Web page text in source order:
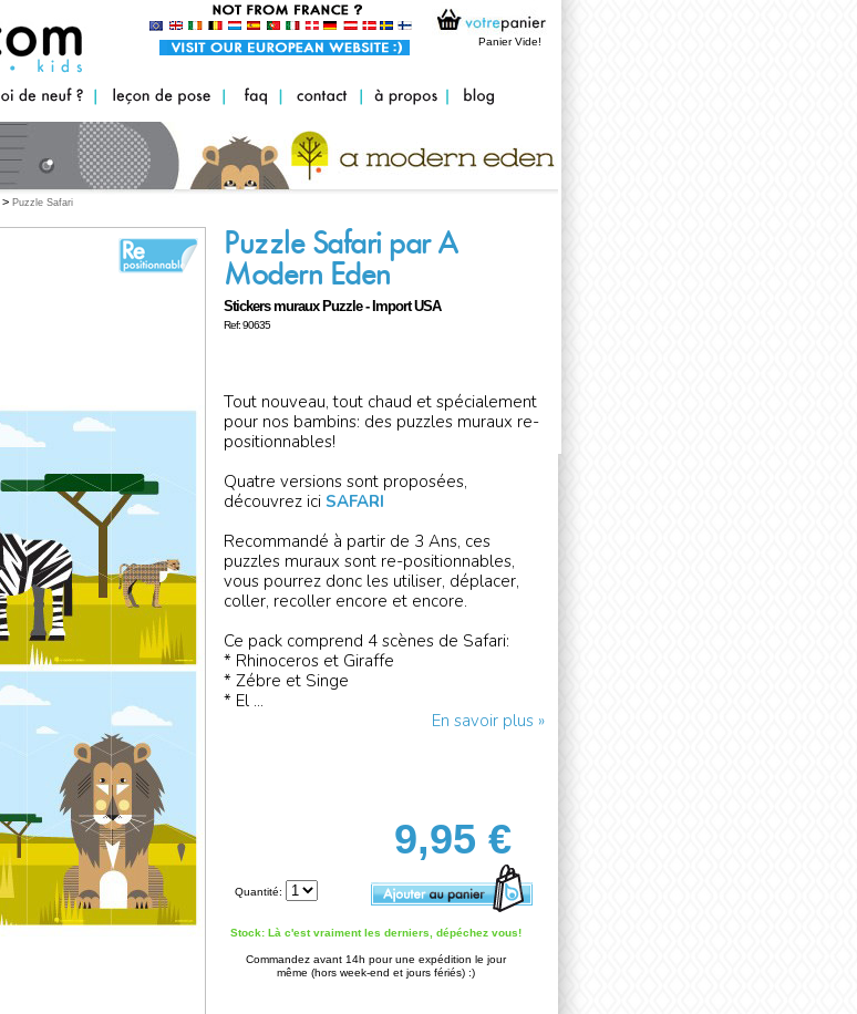
Panier Vide!
> Puzzle Safari
Puzzle Safari par A
Modern Eden
Stickers muraux Puzzle - Import USA
Ref: 90635
Tout nouveau, tout chaud et spécialement
pour nos bambins: des puzzles muraux re-
positionnables!
Quatre versions sont proposées,
découvrez ici SAFARI
Recommandé à partir de 3 Ans, ces
puzzles muraux sont re-positionnables,
vous pourrez donc les utiliser, déplacer,
coller, recoller encore et encore.
Ce pack comprend 4 scènes de Safari:
* Rhinoceros et Giraffe
* Zébre et Singe
* El ...
En savoir plus »
9,95 €
Quantité:
Stock: Là c'est vraiment les derniers, dépéchez vous!
Commandez avant 14h pour une expédition le jour
même (hors week-end et jours fériés) :)